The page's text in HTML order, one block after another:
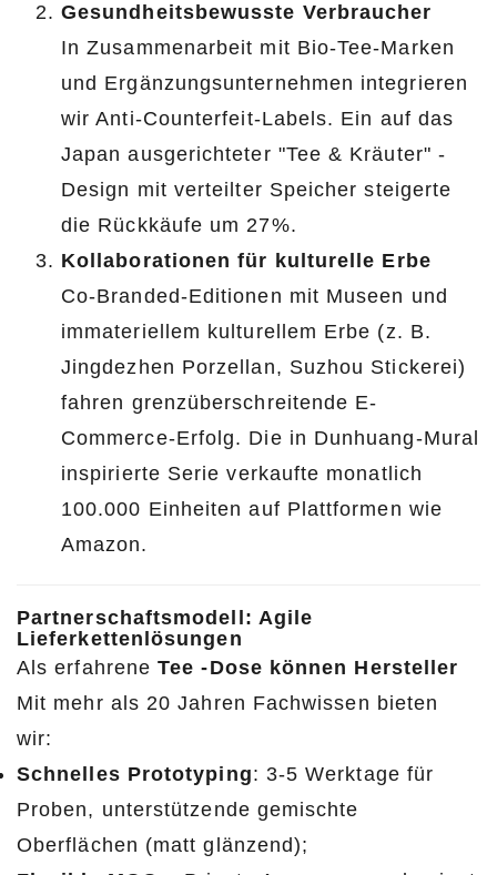
Gesundheitsbewusste Verbraucher
In Zusammenarbeit mit Bio-Tee-Marken
und Ergänzungsunternehmen integrieren
wir Anti-Counterfeit-Labels. Ein auf das
Japan ausgerichteter "Tee & Kräuter" -
Design mit verteilter Speicher steigerte
die Rückkäufe um 27%.
Kollaborationen für kulturelle Erbe
Co-Branded-Editionen mit Museen und
immateriellem kulturellem Erbe (z. B.
Jingdezhen Porzellan, Suzhou Stickerei)
fahren grenzüberschreitende E-
Commerce-Erfolg. Die in Dunhuang-Mural
inspirierte Serie verkaufte monatlich
100.000 Einheiten auf Plattformen wie
Amazon.
Partnerschaftsmodell: Agile
Lieferkettenlösungen
Als erfahreneTee -Dose können Hersteller
Mit mehr als 20 Jahren Fachwissen bieten
wir:
Schnelles Prototyping: 3-5 Werktage für
Proben, unterstützende gemischte
Oberflächen (matt glänzend);